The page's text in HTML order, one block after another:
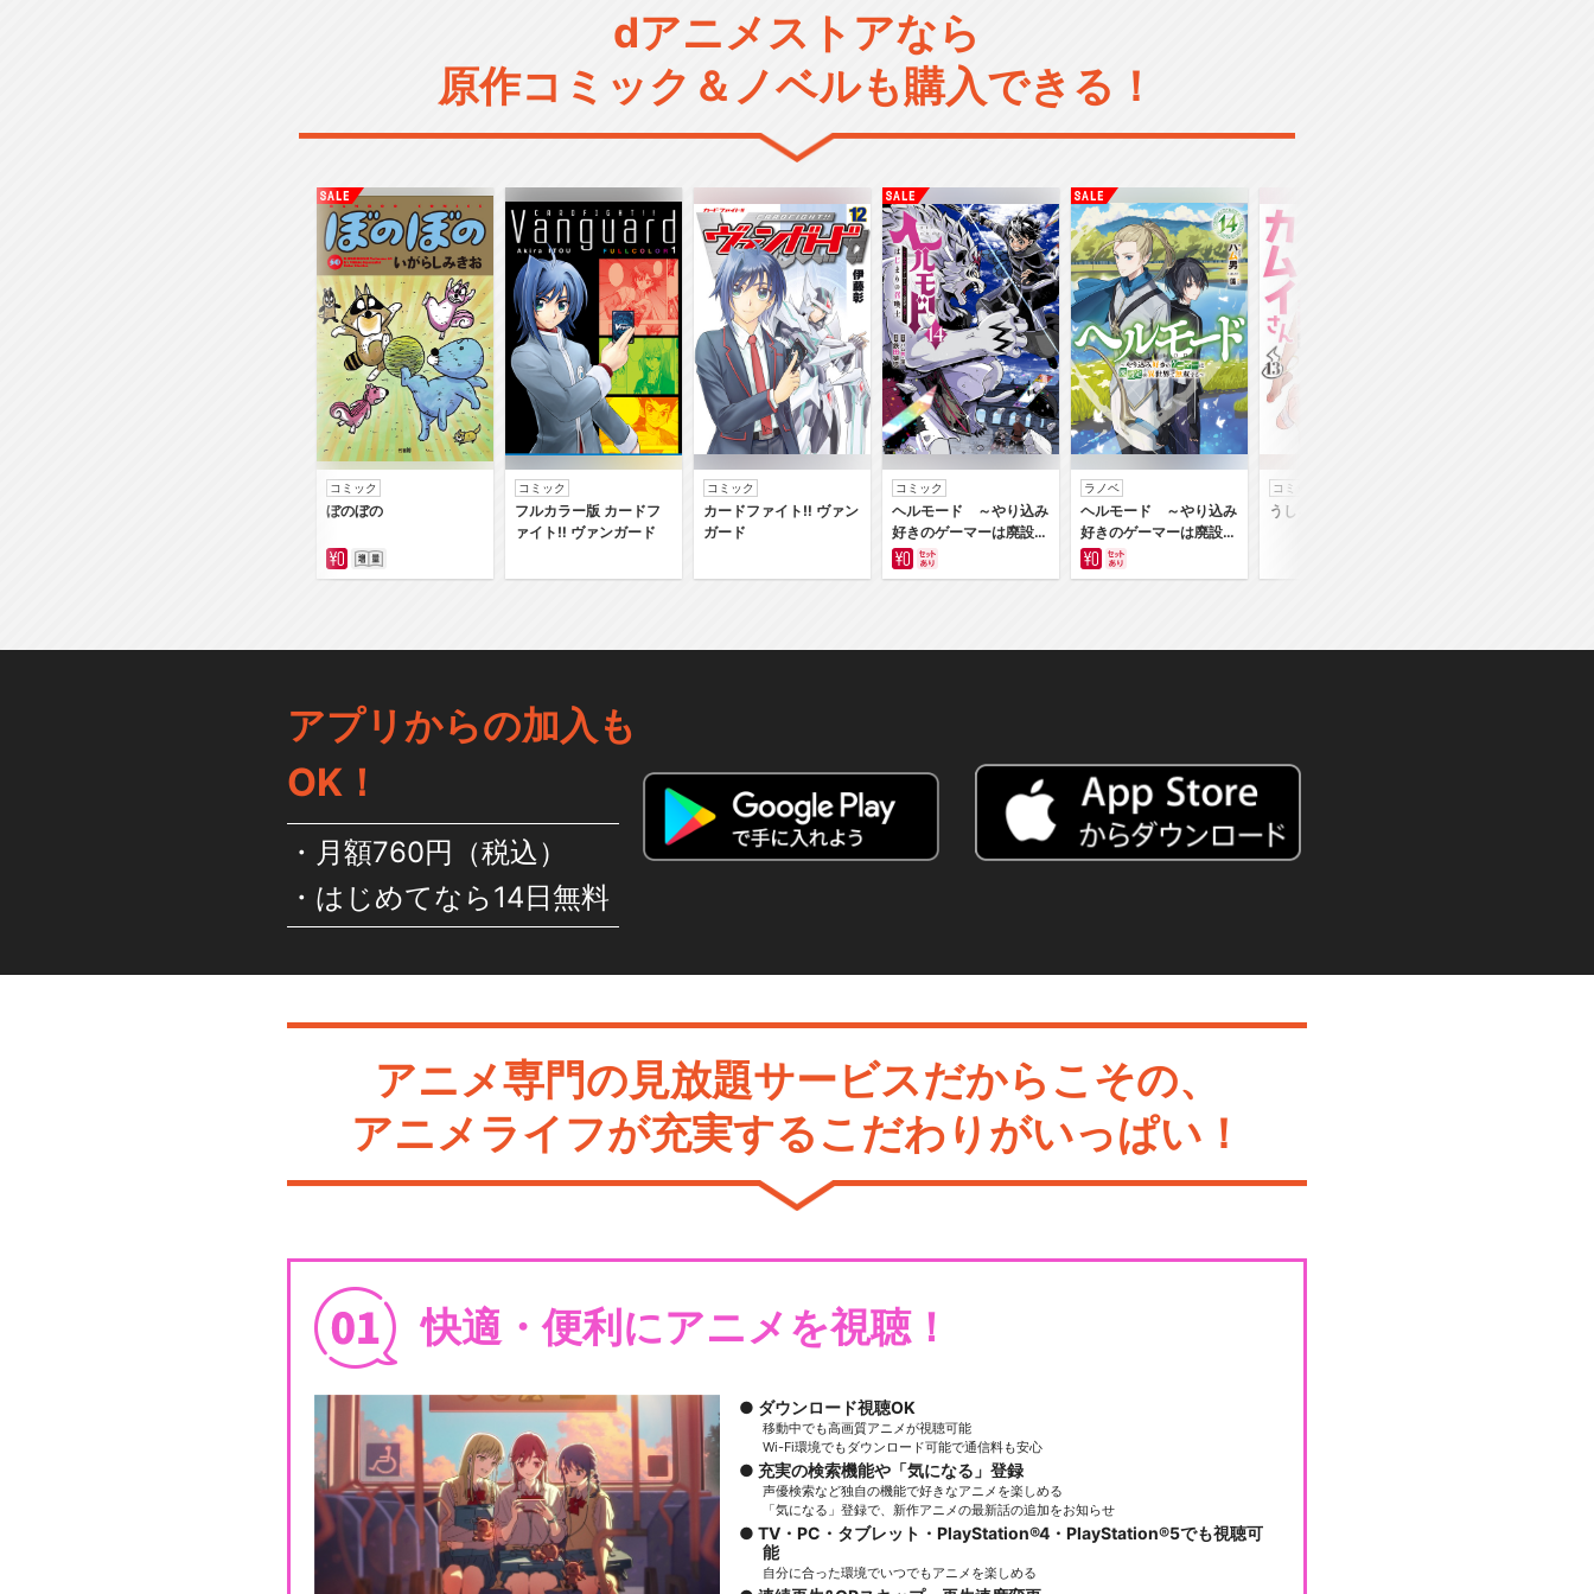
dアニメストアなら
原作コミック＆ノベルも購入できる！
コミック
ぼのぼの
コミック
フルカラー版 カードフ
ァイト‼ ヴァンガード
コミック
カードファイト‼ ヴァン
ガード
コミック
ヘルモード ～やり込み
好きのゲーマーは廃設定
の異世界で無双する～は
じまりの召喚士
ラノベ
ヘルモード ～やり込み
好きのゲーマーは廃設定
の異世界で無双する～
コミック
うしろの正面カムイさん
アプリからの加入も
OK！
月額760円（税込）
はじめてなら14日無料
アニメ専門の見放題サービスだからこその、
アニメライフが充実するこだわりがいっぱい！
快適・便利にアニメを視聴！
ダウンロード視聴OK
移動中でも高画質アニメが視聴可能
Wi-Fi環境でもダウンロード可能で通信料も安心
充実の検索機能や「気になる」登録
声優検索など独自の機能で好きなアニメを楽しめる
「気になる」登録で、新作アニメの最新話の追加をお知らせ
TV・PC・タブレット・PlayStation®4・PlayStation®5でも視聴可
能
自分に合った環境でいつでもアニメを楽しめる